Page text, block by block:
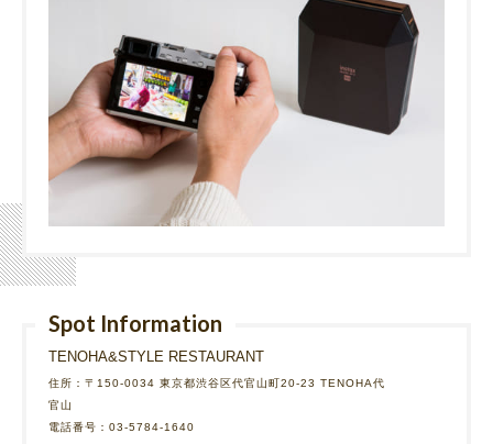
Spot Information
TENOHA&STYLE RESTAURANT
住所：〒150-0034 東京都渋谷区代官山町20-23 TENOHA代
官山
電話番号：03-5784-1640